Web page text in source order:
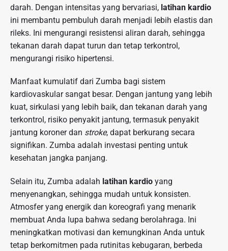
darah. Dengan intensitas yang bervariasi, latihan kardio
ini membantu pembuluh darah menjadi lebih elastis dan
rileks. Ini mengurangi resistensi aliran darah, sehingga
tekanan darah dapat turun dan tetap terkontrol,
mengurangi risiko hipertensi.
Manfaat kumulatif dari Zumba bagi sistem
kardiovaskular sangat besar. Dengan jantung yang lebih
kuat, sirkulasi yang lebih baik, dan tekanan darah yang
terkontrol, risiko penyakit jantung, termasuk penyakit
jantung koroner dan stroke, dapat berkurang secara
signifikan. Zumba adalah investasi penting untuk
kesehatan jangka panjang.
Selain itu, Zumba adalah latihan kardio yang
menyenangkan, sehingga mudah untuk konsisten.
Atmosfer yang energik dan koreografi yang menarik
membuat Anda lupa bahwa sedang berolahraga. Ini
meningkatkan motivasi dan kemungkinan Anda untuk
tetap berkomitmen pada rutinitas kebugaran, berbeda